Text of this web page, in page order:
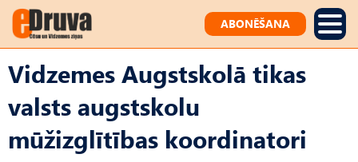
ABONĒŠANA
Vidzemes Augstskolā tikas
valsts augstskolu
mūžizglītības koordinatori